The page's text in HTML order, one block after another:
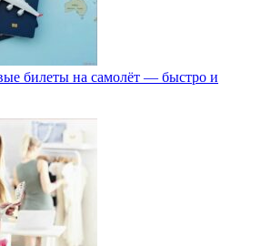
билеты на самолёт — быстро и